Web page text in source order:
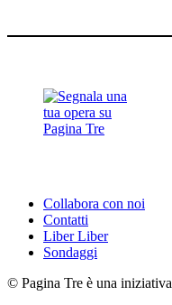
Collabora con noi
Contatti
Liber Liber
Sondaggi
© Pagina Tre è una